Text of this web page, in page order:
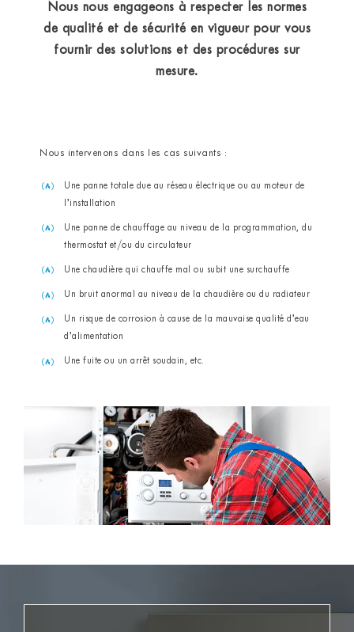
Nous nous engageons à respecter les normes
de qualité et de sécurité en vigueur pour vous
fournir des solutions et des procédures sur
mesure.
Nous intervenons dans les cas suivants :
Une panne totale due au réseau électrique ou au moteur de
l’installation
Une panne de chauffage au niveau de la programmation, du
thermostat et/ou du circulateur
Une chaudière qui chauffe mal ou subit une surchauffe
Un bruit anormal au niveau de la chaudière ou du radiateur
Un risque de corrosion à cause de la mauvaise qualité d’eau
d’alimentation
Une fuite ou un arrêt soudain, etc.